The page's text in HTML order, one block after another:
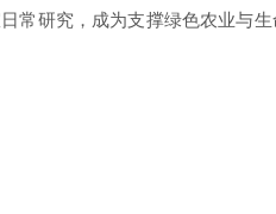
常研究，成为支撑绿色农业与